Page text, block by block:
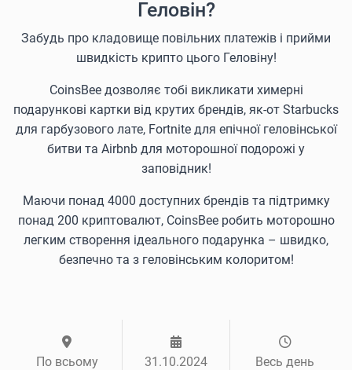
Геловін?
Забудь про кладовище повільних платежів і прийми
швидкість крипто цього Геловіну!
CoinsBee дозволяє тобі викликати химерні
подарункові картки від крутих брендів, як-от Starbucks
для гарбузового лате, Fortnite для епічної геловінської
битви та Airbnb для моторошної подорожі у
заповідник!
Маючи понад 4000 доступних брендів та підтримку
понад 200 криптовалют, CoinsBee робить моторошно
легким створення ідеального подарунка – швидко,
безпечно та з геловінським колоритом!
По всьому
31.10.2024 Весь день